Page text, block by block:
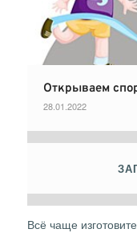
Открываем
28.01.2022
Всё чаще